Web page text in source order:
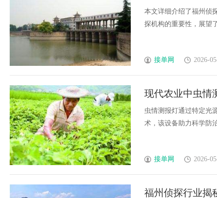
本文详细介绍了福州侦
探机构的重要性，展望
接单网 2026-
现代农业中虫情
虫情测报灯通过特定光
术，该设备助力科学防
接单网 2026-
福州侦探行业揭